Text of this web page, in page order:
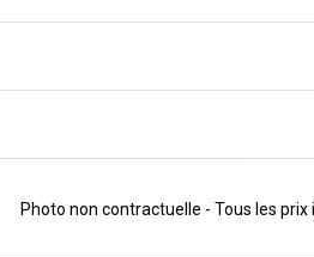
Photo non contractuelle - Tous les